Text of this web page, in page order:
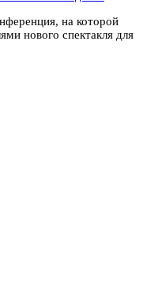
на которой
нового спектакля для